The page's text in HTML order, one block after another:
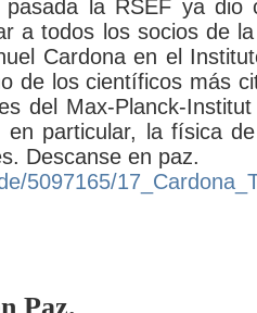
Sí, pero, sin dejar de
Clasificado enEl Universo asombroso~
si las